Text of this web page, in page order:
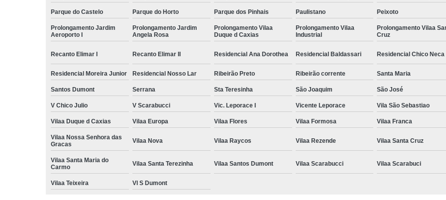
Parque do Castelo Parque do Horto Parque dos Pinhais Paulistano Peixoto
Prolongamento Jardim
Aeroporto I
Prolongamento Jardim
Angela Rosa
Prolongamento Vilaa
Duque d Caxias
Prolongamento Vilaa
Industrial
Prolongamento Vilaa
Cruz
Recanto Elimar I Recanto Elimar II Residencial Ana Dorothea Residencial Baldassari Residencial Chico Neca
Residencial Moreira Junior Residencial Nosso Lar Ribeirão Preto Ribeirão corrente Santa Maria
Santos Dumont Serrana Sta Teresinha São Joaquim São José
V Chico Julio V Scarabucci Vic. Leporace I Vicente Leporace Vila São Sebastiao
Vilaa Duque d Caxias Vilaa Europa Vilaa Flores Vilaa Formosa Vilaa Franca
Vilaa Nossa Senhora das
Gracas
Vilaa Nova Vilaa Raycos Vilaa Rezende Vilaa Santa Cruz
Vilaa Santa Maria do
Carmo
Vilaa Santa Terezinha Vilaa Santos Dumont Vilaa Scarabucci Vilaa Scarabuci
Vilaa Teixeira Vl S Dumont